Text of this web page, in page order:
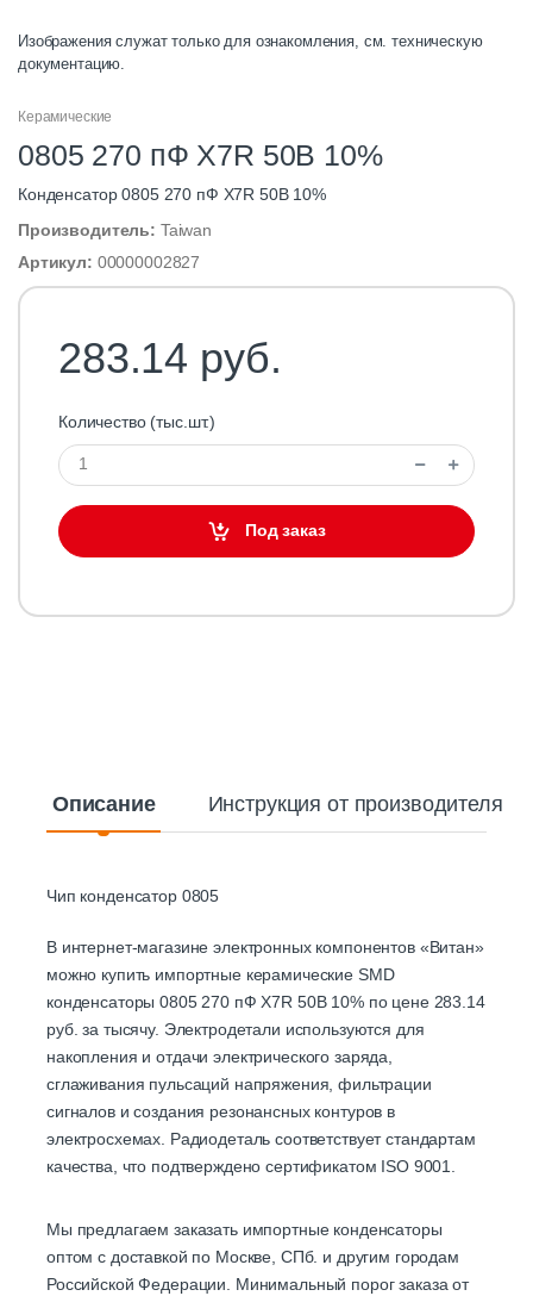
Изображения служат только для ознакомления, см. техническую
документацию.
Керамические
0805 270 пФ X7R 50В 10%
Конденсатор 0805 270 пФ X7R 50В 10%
Производитель: Taiwan
Артикул: 00000002827
283.14 руб.
Количество (тыс.шт.)
Под заказ
Описание Инструкция от производителя
Чип конденсатор 0805
В интернет-магазине электронных компонентов «Витан»
можно купить импортные керамические SMD
конденсаторы 0805 270 пФ X7R 50В 10% по цене 283.14
руб. за тысячу. Электродетали используются для
накопления и отдачи электрического заряда,
сглаживания пульсаций напряжения, фильтрации
сигналов и создания резонансных контуров в
электросхемах. Радиодеталь соответствует стандартам
качества, что подтверждено сертификатом ISO 9001.
Мы предлагаем заказать импортные конденсаторы
оптом с доставкой по Москве, СПб. и другим городам
Российской Федерации. Минимальный порог заказа от